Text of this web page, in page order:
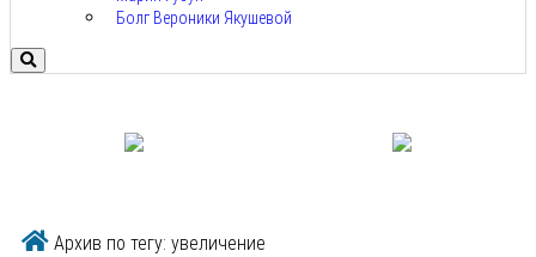
Болг Вероники Якушевой
Архив по тегу: увеличение